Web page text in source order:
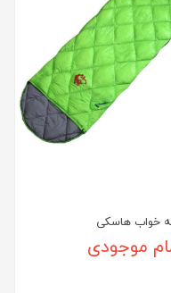
خواب هاسکی
موجودی